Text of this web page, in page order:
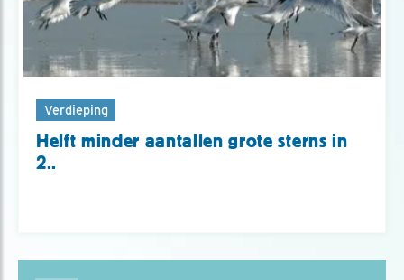
Verdieping
Helft minder aantallen grote sterns in
2..